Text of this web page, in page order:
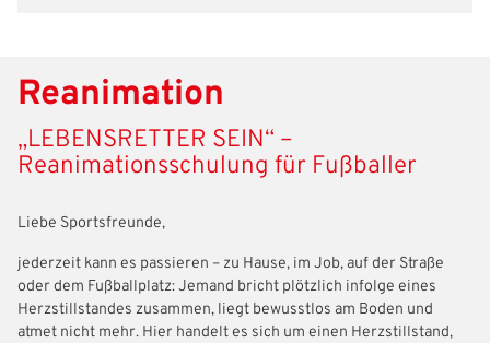
Reanimation
„LEBENSRETTER SEIN“ –
Reanimationsschulung für Fußballer
Liebe Sportsfreunde,
jederzeit kann es passieren – zu Hause, im Job, auf der Straße
oder dem Fußballplatz: Jemand bricht plötzlich infolge eines
Herzstillstandes zusammen, liegt bewusstlos am Boden und
atmet nicht mehr. Hier handelt es sich um einen Herzstillstand,